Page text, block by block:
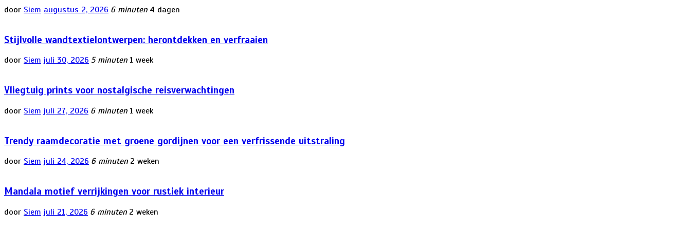
door Siem augustus 2, 2026 6 minuten 4 dagen
Stijlvolle wandtextielontwerpen: herontdekken en verfraaien
door Siem juli 30, 2026 5 minuten 1 week
Vliegtuig prints voor nostalgische reisverwachtingen
door Siem juli 27, 2026 6 minuten 1 week
Trendy raamdecoratie met groene gordijnen voor een verfrissende uitstraling
door Siem juli 24, 2026 6 minuten 2 weken
Mandala motief verrijkingen voor rustiek interieur
door Siem juli 21, 2026 6 minuten 2 weken